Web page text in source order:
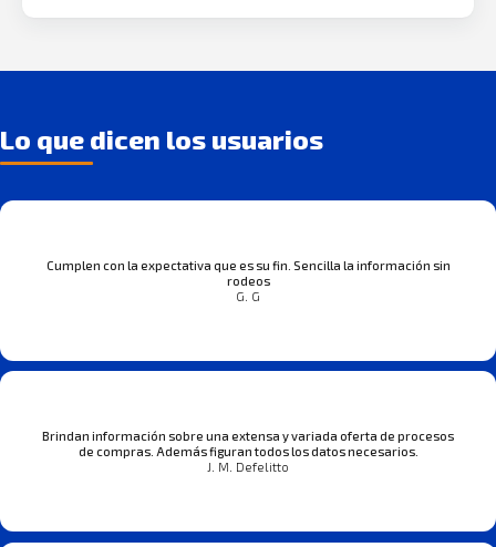
Lo que dicen los usuarios
Cumplen con la expectativa que es su fin. Sencilla la información sin
rodeos
G. G
Brindan información sobre una extensa y variada oferta de procesos
de compras. Además figuran todos los datos necesarios.
J. M. Defelitto